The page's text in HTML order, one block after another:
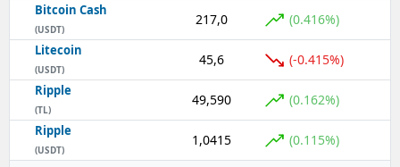
Bitcoin Cash
(USDT)
217,0 (0.416%)
Litecoin
(USDT)
45,6 (-0.415%)
Ripple
(TL)
49,590 (0.162%)
Ripple
(USDT)
1,0415 (0.115%)